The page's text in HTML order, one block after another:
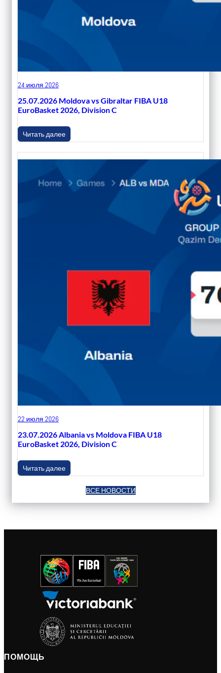
24 июля 2026
25.07.2026 Moldova vs Gibraltar FIBA U18
EuroBasket 2026, Division C
Читать далее
22 июля 2026
23.07.2026 Albania vs Moldova FIBA U18
EuroBasket 2026, Division C
Читать далее
ВСЕ НОВОСТИ
ПОМОЩЬ